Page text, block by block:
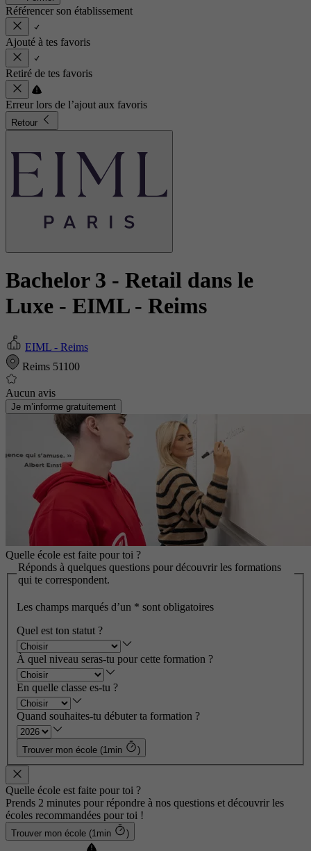
Référencer son établissement
Ajouté à tes favoris
Retiré de tes favoris
Erreur lors de l’ajout aux favoris
Retour
Bachelor 3 - Retail dans le
Luxe - EIML - Reims
EIML - Reims
Reims 51100
Aucun avis
Je m’informe gratuitement
Quelle école est faite pour toi ?
Réponds à quelques questions pour découvrir les formations
qui te correspondent.
Les champs marqués d’un * sont obligatoires
Quel est ton statut ?
À quel niveau seras-tu pour cette formation ?
En quelle classe es-tu ?
Quand souhaites-tu débuter ta formation ?
Trouver mon école (1min )
Quelle école est faite pour toi ?
Prends 2 minutes pour répondre à nos questions et découvrir les
écoles recommandées pour toi !
Trouver mon école (1min )